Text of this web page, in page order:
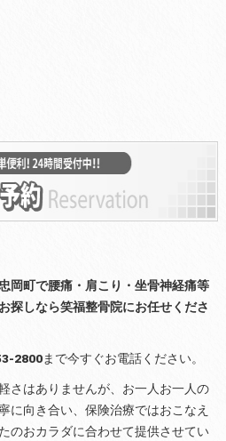
町で腰痛・肩こり・坐骨神経痛等
探しなら笑福整骨院にお任せくださ
2800まで今すぐお電話ください。
さはありませんが、お一人お一人の
に向き合い、保険治療ではおこなえ
のおカラダに合わせて提供させてい